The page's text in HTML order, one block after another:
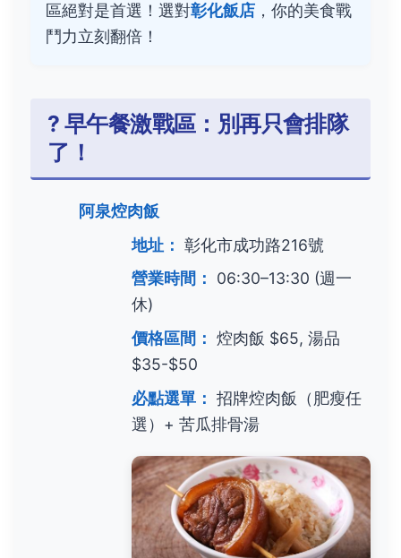
區絕對是首選！選對彰化飯店 ，你的美食戰
鬥力立刻翻倍！
? 早午餐激戰區：別再只會排隊
了！
阿泉焢肉飯
地址： 彰化市成功路216號
營業時間：
06:30–13:30 (週一
休)
價格區間： 焢肉飯 $65, 湯品
$35-$50
必點選單： 招牌焢肉飯（肥瘦任
選）+ 苦瓜排骨湯